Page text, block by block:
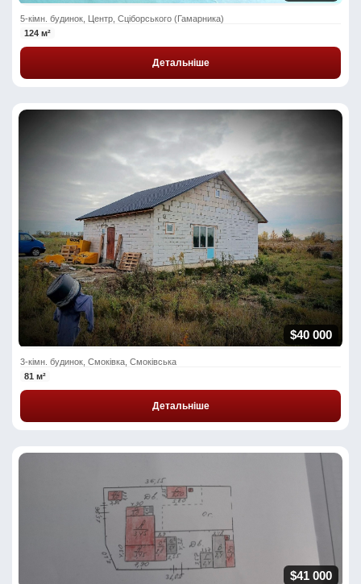
5-кімн. будинок, Центр, Сціборського (Гамарника)
124 м²
Детальніше
$40 000
3-кімн. будинок, Смоківка, Смоківська
81 м²
Детальніше
$41 000